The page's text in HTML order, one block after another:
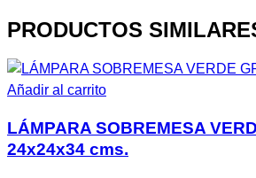
PRODUCTOS
Añadir al carrito
LÁMPARA SOBREMESA
24x24x34 cms.